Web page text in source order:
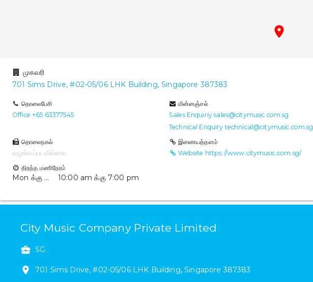
முகவரி
701 Sims Drive,#02-05/06 LHK Building,Singapore 387383
தொலைபேசி
Office +65 63377545
மின்னஞ்சல்
Sales Enquiriy sales@citymusic.com.sg
Technical Enquiry technical@citymusic.com.sg
தொலைநகல்
வழங்கப்படவில்லை
இணையத்தளம்
Website https://www.citymusic.com.sg/
திறந்த மணிநேரம்
Mon க்கு Sat 10:00 am க்கு 7:00 pm
City Music Company Private Limited
SG
701 Sims Drive,#02-05/06 LHK Building,Singapore 387383